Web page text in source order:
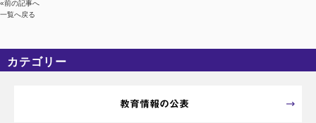
«前の記事へ
一覧へ戻る
カテゴリー
教育情報の公表